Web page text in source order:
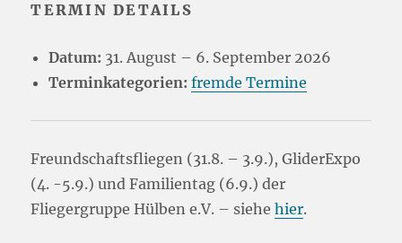
TERMIN DETAILS
Datum: 31. August – 6. September 2026
Terminkategorien: fremde Termine
Freundschaftsfliegen (31.8. – 3.9.), GliderExpo
(4. -5.9.) und Familientag (6.9.) der
Fliegergruppe Hülben e.V. – siehehier.